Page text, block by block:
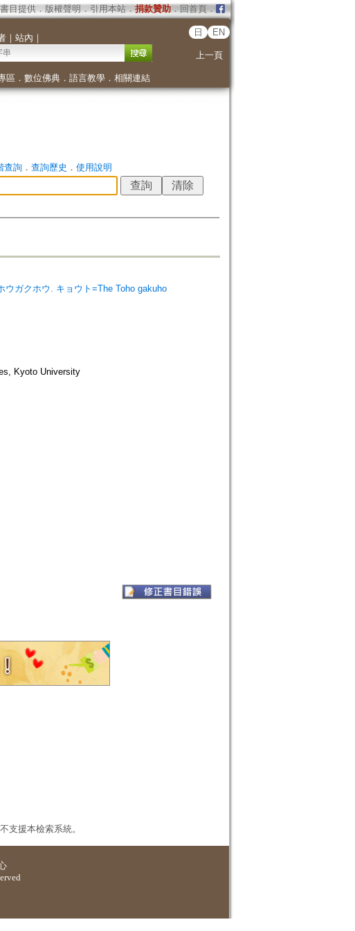
書目提供． 版權聲明 ． 引用本站． 捐款贊助．回首頁．
｜ 站內 ｜
日 EN
上一頁
區 ． 數位佛典． 語言教學． 相關連結
查詢． 查詢歷史 ． 使用說明
ガクホウ. キョウト=The Toho gakuho
Kyoto University
支援本檢索系統。